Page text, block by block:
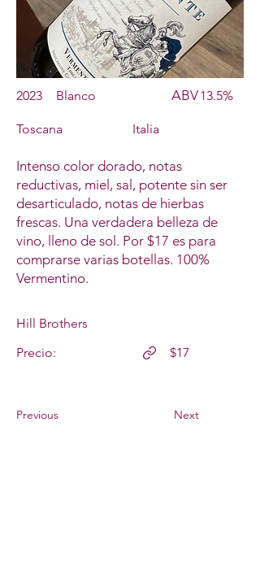
2023 Blanco 13.5%
ABV
Toscana Italia
Intenso color dorado, notas
reductivas, miel, sal, potente sin ser
desarticulado, notas de hierbas
frescas. Una verdadera belleza de
vino, lleno de sol. Por $17 es para
comprarse varias botellas. 100%
Vermentino.
Hill Brothers
Precio:
Previous
$17
Next